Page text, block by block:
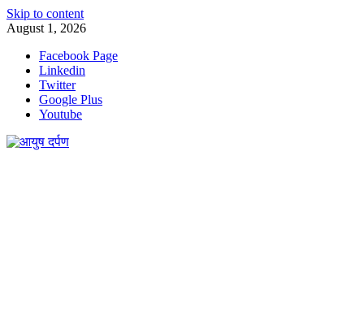
Skip to content
August 1, 2026
Facebook Page
Linkedin
Twitter
Google Plus
Youtube